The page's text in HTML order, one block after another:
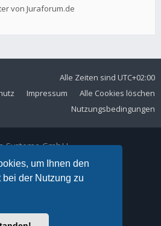
um Ihnen den
der Nutzung zu
von Juraforum.de
Alle Zeiten sind UTC+02:00
Alle Cookies löschen
Impressum
Nutzungsbedingungen
Systeme GmbH
Straße 102
Remscheid
+49 2191 59897 61